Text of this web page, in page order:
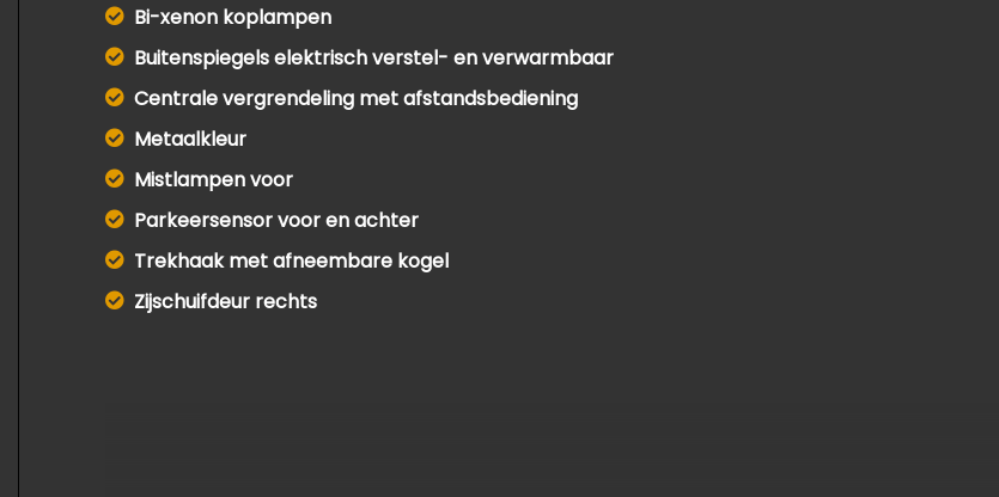
Bi-xenon koplampen
Buitenspiegels elektrisch verstel- en verwarmbaar
Centrale vergrendeling met afstandsbediening
Metaalkleur
Mistlampen voor
Parkeersensor voor en achter
Trekhaak met afneembare kogel
Zijschuifdeur rechts